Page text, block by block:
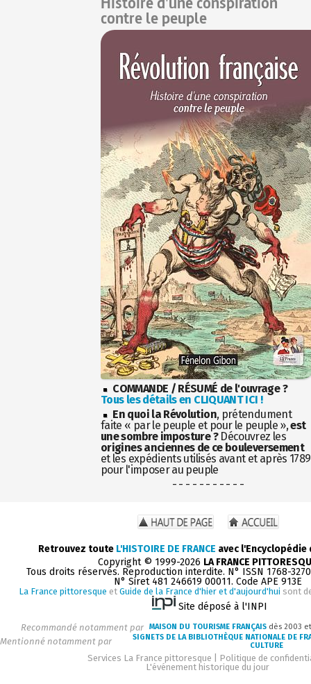
contre le peuple
COMMANDE / RÉSUMÉ de l'ouvrage ?
Tous les détails en CLIQUANT ICI !
En quoi la Révolution, prétendument
faite « par le peuple et pour le peuple »,est
une sombre imposture ?Découvrez les
origines anciennes de ce bouleversement
et les expédients utilisés avant et après 1789
pour l'imposer au peuple
- - - - - - - - - - -
Retrouvez toute L'HISTOIRE DE FRANCE avec
Copyright © 1999-2026 LA FRANCE
Tous droits réservés. Reproduction interdite. N° ISSN 1768-
N° Siret 481 246619 00011. Code APE 913E
La France pittoresque et Guide de la France d'hier et d'aujourd'hui sont
Site déposé à l'INPI
Recommandé notamment par MAISON DU TOURISME FRANÇAIS dès 2003
Mentionné notamment par
SIGNETS DE LA BIBLIOTHÈQUE NATIONALE DE
CULTURE
Services La France pittoresque
Politique de
L'événement historique du jour